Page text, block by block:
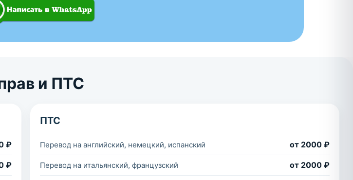
и ПТС
₽
₽
ПТС
Перевод на английский, немецкий, испанский от 2000 ₽
Перевод на итальянский, французский от 2000 ₽